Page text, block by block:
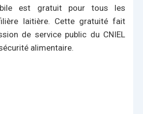
est gratuit pour tous les
laitière. Cette gratuité fait
de service public du CNIEL
alimentaire.